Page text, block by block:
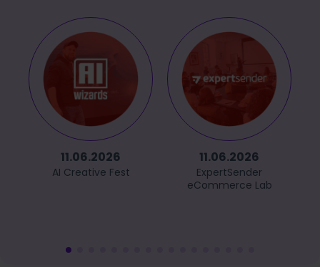
11.06.2026
AI Creative Fest
11.06.2026
ExpertSender
eCommerce Lab